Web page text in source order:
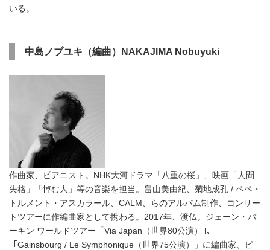
いる。
中島ノブユキ（編曲）NAKAJIMA Nobuyuki
作曲家、ピアニスト。NHK大河ドラマ「八重の桜」、映画「人間
失格」「悼む人」等の音楽を担当。畠山美由紀、菊地成孔 / ペペ・
トルメント・アスカラール、CALM、らのアルバム制作、コンサー
トツアーに作編曲家として携わる。2017年、渡仏。ジェーン・バ
ーキン ワールドツアー「Via Japan（世界80公演）｣、
「Gainsbourg / Le Symphonique（世界75公演）」に編曲家、ピ